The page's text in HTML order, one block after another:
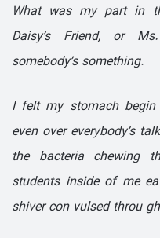
What was my part in
Daisy’s Friend,or Ms.
somebody’s something.
I felt my stomach
even over everybody’s
the bacteria chewing
students inside of me
shiver con­ vulsed throu gh